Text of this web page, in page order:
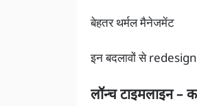
बेहतर थर्मल मैनेजमेंट
इन बदलावों से
लॉन्च टाइमलाइन –